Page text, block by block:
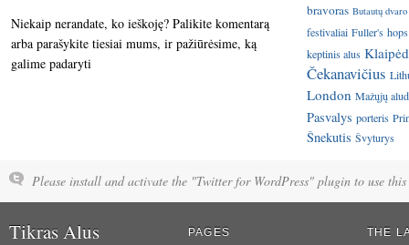
Niekaip nerandate, ko ieškoję? Palikite komentarą
arba parašykite tiesiai mums, ir pažiūrėsime, ką
galime padaryti
bravoras Butautų dvaro
festivaliai Fuller's hops
keptinis alus
Čekanavičius
London Mažųjų
Pasvalys porteris
Šnekutis Švyturys
Please install and activate the "Twitter for WordPress" plugin to use this
Tikras Alus PAGES THE